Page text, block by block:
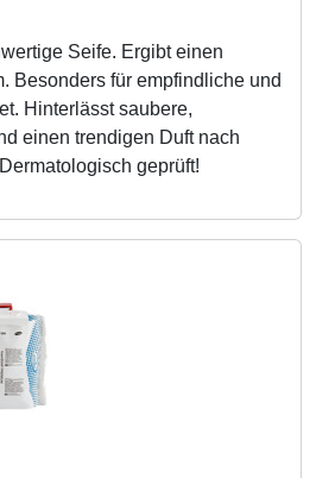
Seife. Ergibt einen
Besonders für empfindliche und
Hinterlässt saubere,
einen trendigen Duft nach
geprüft!